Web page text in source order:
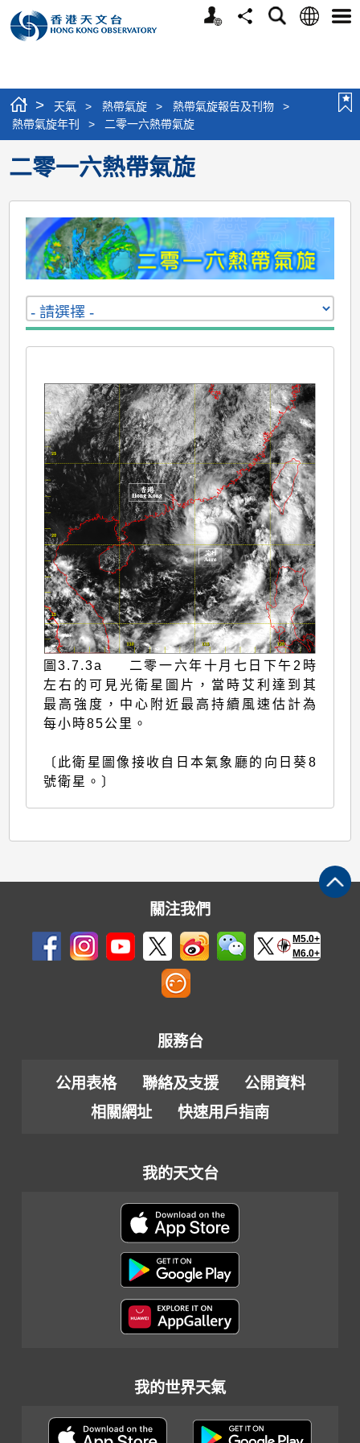
個
分
搜
語
選
> 天氣 > 熱帶氣旋 > 熱帶氣旋報告及刊物
>
熱帶氣旋年刊
> 二零一六熱帶氣旋
二零一六熱帶氣旋
圖3.7.3a 二零一六年十月七日下午2時
左右的可見光衛星圖片，當時艾利達到其
最高強度，中心附近最高持續風速估計為
每小時85公里。
〔此衛星圖像接收自日本氣象廳的向日葵8
號衛星。〕
關注我們
M5.0+
M6.0+
服務台
公用表格 聯絡及支援
公開資料
相關網址
快速用戶指南
我的天文台
我的世界天氣